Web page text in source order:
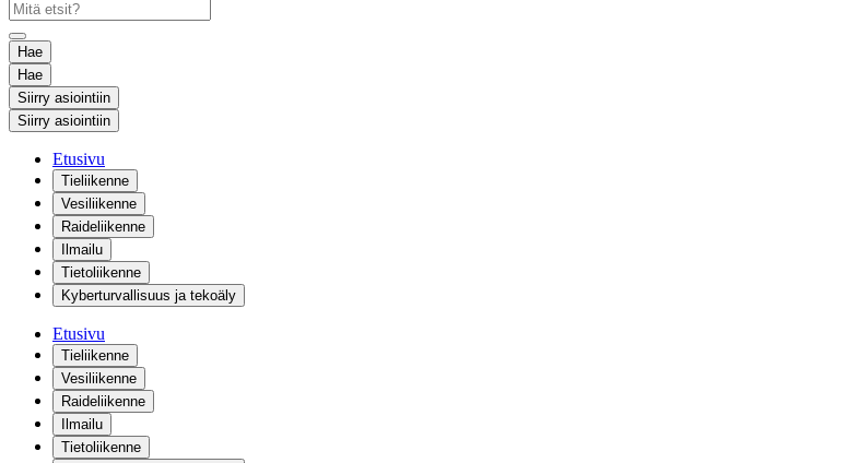
Hae
Hae
Siirry asiointiin
Siirry asiointiin
Etusivu
Tieliikenne
Vesiliikenne
Raideliikenne
Ilmailu
Tietoliikenne
Kyberturvallisuus ja tekoäly
Etusivu
Tieliikenne
Vesiliikenne
Raideliikenne
Ilmailu
Tietoliikenne